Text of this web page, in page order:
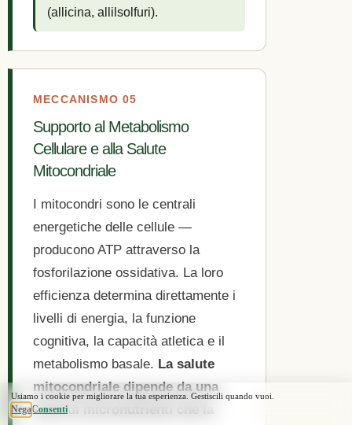
(allicina, allilsolfuri).
MECCANISMO 05
Supporto al Metabolismo
Cellulare e alla Salute
Mitocondriale
I mitocondri sono le centrali
energetiche delle cellule —
producono ATP attraverso la
fosforilazione ossidativa. La loro
efficienza determina direttamente i
livelli di energia, la funzione
cognitiva, la capacità atletica e il
metabolismo basale. La salute
mitocondriale dipende da una
serie di micronutrienti che la